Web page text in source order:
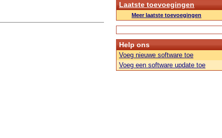
Laatste toevoegingen
Meer laatste toevoegingen
Help ons
Voeg nieuwe software toe
Voeg een software update toe